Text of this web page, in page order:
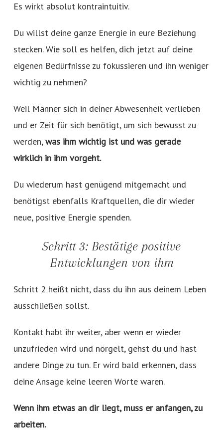
Es wirkt absolut kontraintuitiv.
Du willst deine ganze Energie in eure Beziehung
stecken. Wie soll es helfen, dich jetzt auf deine
eigenen Bedürfnisse zu fokussieren und ihn weniger
wichtig zu nehmen?
Weil Männer sich in deiner Abwesenheit verlieben
und er Zeit für sich benötigt, um sich bewusst zu
werden,was ihm wichtig ist und was gerade
wirklich in ihm vorgeht.
Du wiederum hast genügend mitgemacht und
benötigst ebenfalls Kraftquellen, die dir wieder
neue, positive Energie spenden.
Schritt 3: Bestätige positive
Entwicklungen von ihm
Schritt 2 heißt nicht, dass du ihn aus deinem Leben
ausschließen sollst.
Kontakt habt ihr weiter, aber wenn er wieder
unzufrieden wird und nörgelt, gehst du und hast
andere Dinge zu tun. Er wird bald erkennen, dass
deine Ansage keine leeren Worte waren.
Wenn ihm etwas an dir liegt, muss er anfangen, zu
arbeiten.